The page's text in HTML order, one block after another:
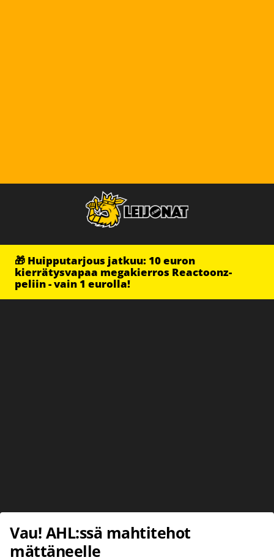
🎁 Huipputarjous jatkuu: 10 euron
kierrätysvapaa megakierros Reactoonz-
peliin - vain 1 eurolla!
Vau! AHL:ssä mahtitehot
mättäneelle